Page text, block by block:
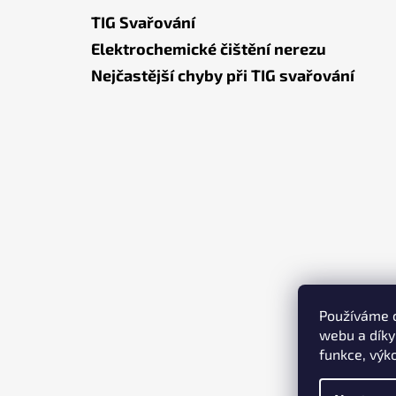
Používáme
webu a
funkce,
TIG Svařování
Elektrochemické čištění nerezu
Nejčastější chyby při TIG svařování